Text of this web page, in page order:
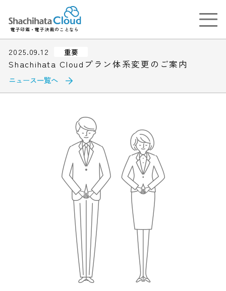
電子印鑑・電子決裁のことなら
2025.09.12 重要
Shachihata Cloudプラン体系変更のご案内
ニュース一覧へ